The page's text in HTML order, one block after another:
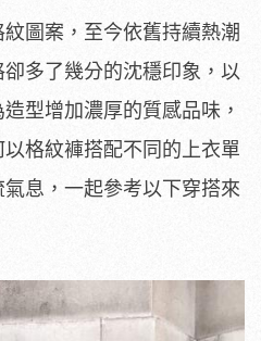
圖案，至今依舊持續熱潮
多了幾分的沈穩印象，以
型增加濃厚的質感品味，
格紋褲搭配不同的上衣單
息，一起參考以下穿搭來